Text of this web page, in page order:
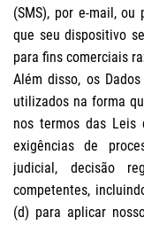
(SMS), por e-mail,
que seu dispositivo
para fins comerciais
Além disso, os
utilizados na forma
nos termos das Leis
exigências de
judicial, decisão
competentes,
(d) para aplicar